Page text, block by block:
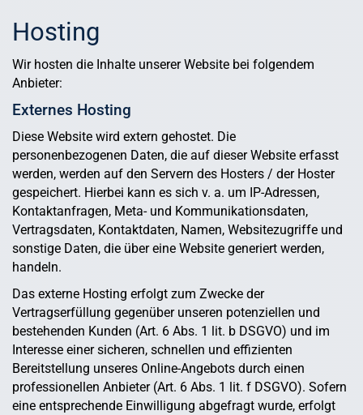
Hosting
Wir hosten die Inhalte unserer Website bei folgendem
Anbieter:
Externes Hosting
Diese Website wird extern gehostet. Die
personenbezogenen Daten, die auf dieser Website erfasst
werden, werden auf den Servern des Hosters / der Hoster
gespeichert. Hierbei kann es sich v. a. um IP-Adressen,
Kontaktanfragen, Meta- und Kommunikationsdaten,
Vertragsdaten, Kontaktdaten, Namen, Websitezugriffe und
sonstige Daten, die über eine Website generiert werden,
handeln.
Das externe Hosting erfolgt zum Zwecke der
Vertragserfüllung gegenüber unseren potenziellen und
bestehenden Kunden (Art. 6 Abs. 1 lit. b DSGVO) und im
Interesse einer sicheren, schnellen und effizienten
Bereitstellung unseres Online-Angebots durch einen
professionellen Anbieter (Art. 6 Abs. 1 lit. f DSGVO). Sofern
eine entsprechende Einwilligung abgefragt wurde, erfolgt